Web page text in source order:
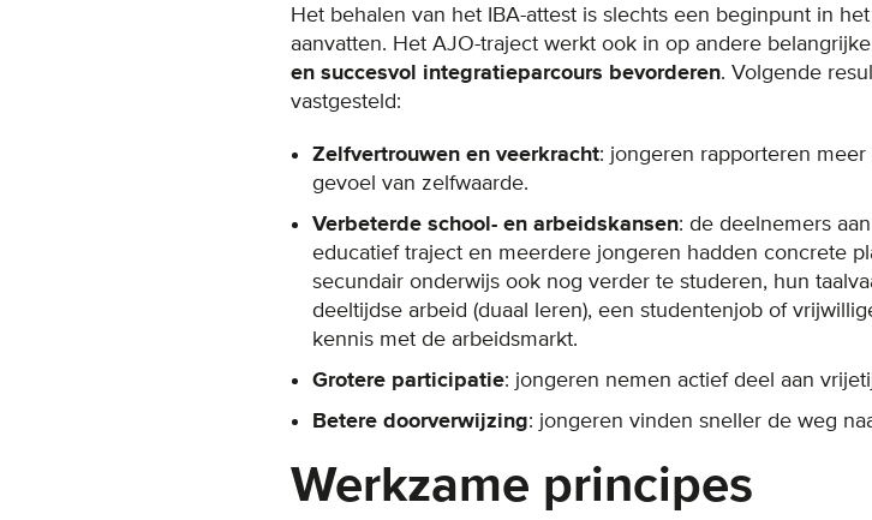
Het behalen van het IBA-attest is slechts een beginpunt in
aanvatten. Het AJO-traject werkt ook in op andere belangrijke
en succesvol integratieparcours bevorderen. Volgende
vastgesteld:
Zelfvertrouwen en veerkracht: jongeren rapporteren
gevoel van zelfwaarde.
Verbeterde school- en arbeidskansen: de deelnemers
educatief traject en meerdere jongeren hadden concrete
secundair onderwijs ook nog verder te studeren, hun
deeltijdse arbeid (duaal leren), een studentenjob of
kennis met de arbeidsmarkt.
Grotere participatie: jongeren nemen actief deel aan
Betere doorverwijzing: jongeren vinden sneller de weg
Werkzame principes